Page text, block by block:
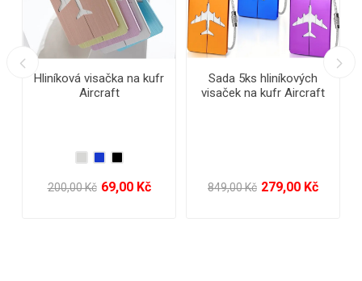
hliníkových
279,00 Kč
Reflexní pásek
19,00 Kč
Voděodolné
telefon
135,00 Kč